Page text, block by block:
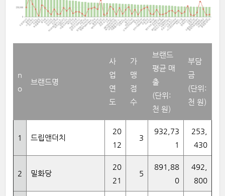
n
o
브랜드명
사
업
연
도
가
맹
점
수
브랜드
평균 매
출
(단위:
천 원)
부담
금
(단위:
천 원)
1 드립앤더치
20
12
3
932,73
1
253,
430
2 밀화당
20
21
5
891,88
0
492,
800